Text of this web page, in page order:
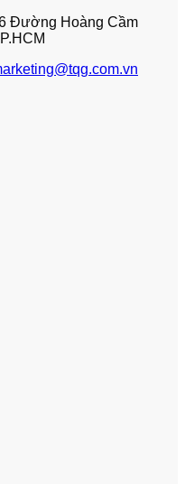
Đường Hoàng Cầm